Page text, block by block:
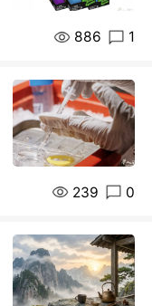
886 1
239 0